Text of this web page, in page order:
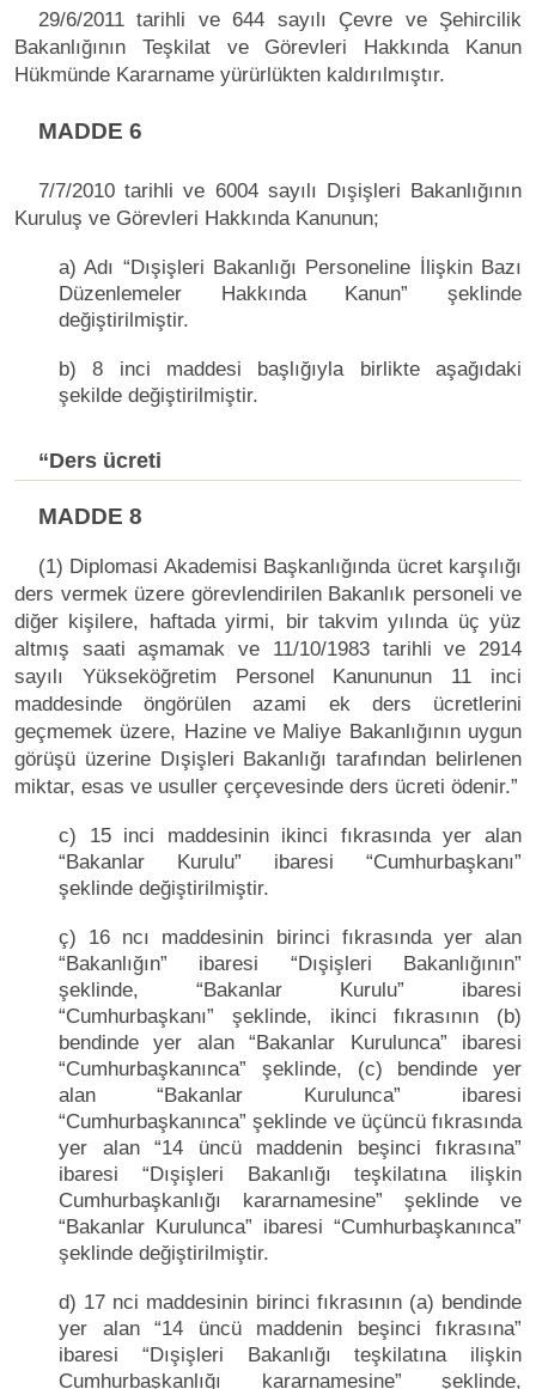
29/6/2011 tarihli ve 644 sayılı Çevre ve Şehircilik
Bakanlığının Teşkilat ve Görevleri Hakkında Kanun
Hükmünde Kararname yürürlükten kaldırılmıştır.
MADDE 6
7/7/2010 tarihli ve 6004 sayılı Dışişleri Bakanlığının
Kuruluş ve Görevleri Hakkında Kanunun;
a) Adı “Dışişleri Bakanlığı Personeline İlişkin Bazı
Düzenlemeler Hakkında Kanun” şeklinde
değiştirilmiştir.
b) 8 inci maddesi başlığıyla birlikte aşağıdaki
şekilde değiştirilmiştir.
“Ders ücreti
MADDE 8
(1) Diplomasi Akademisi Başkanlığında ücret karşılığı
ders vermek üzere görevlendirilen Bakanlık personeli ve
diğer kişilere, haftada yirmi, bir takvim yılında üç yüz
altmış saati aşmamak ve 11/10/1983 tarihli ve 2914
sayılı Yükseköğretim Personel Kanununun 11 inci
maddesinde öngörülen azami ek ders ücretlerini
geçmemek üzere, Hazine ve Maliye Bakanlığının uygun
görüşü üzerine Dışişleri Bakanlığı tarafından belirlenen
miktar, esas ve usuller çerçevesinde ders ücreti ödenir.”
c) 15 inci maddesinin ikinci fıkrasında yer alan
“Bakanlar Kurulu” ibaresi “Cumhurbaşkanı”
şeklinde değiştirilmiştir.
ç) 16 ncı maddesinin birinci fıkrasında yer alan
“Bakanlığın” ibaresi “Dışişleri Bakanlığının”
şeklinde, “Bakanlar Kurulu” ibaresi
“Cumhurbaşkanı” şeklinde, ikinci fıkrasının (b)
bendinde yer alan “Bakanlar Kurulunca” ibaresi
“Cumhurbaşkanınca” şeklinde, (c) bendinde yer
alan “Bakanlar Kurulunca” ibaresi
“Cumhurbaşkanınca” şeklinde ve üçüncü fıkrasında
yer alan “14 üncü maddenin beşinci fıkrasına”
ibaresi “Dışişleri Bakanlığı teşkilatına ilişkin
Cumhurbaşkanlığı kararnamesine” şeklinde ve
“Bakanlar Kurulunca” ibaresi “Cumhurbaşkanınca”
şeklinde değiştirilmiştir.
d) 17 nci maddesinin birinci fıkrasının (a) bendinde
yer alan “14 üncü maddenin beşinci fıkrasına”
ibaresi “Dışişleri Bakanlığı teşkilatına ilişkin
Cumhurbaşkanlığı kararnamesine” şeklinde,